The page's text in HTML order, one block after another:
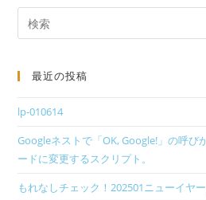
最近の投稿
lp-010614
Googleネストで「OK, Google!」の呼び
ードに変更するスクリプト。
もれなしチェック！202501ニューイヤ